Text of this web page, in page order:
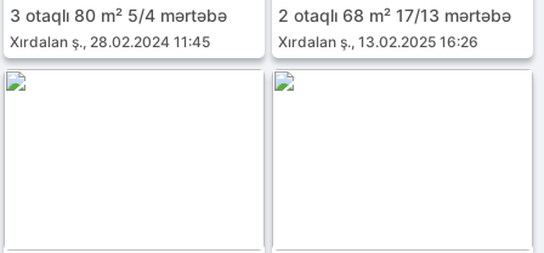
3 otaqlı 80 m² 5/4 mərtəbə
Xırdalan ş., 28.02.2024 11:45
2 otaqlı 68 m² 17/13 mərtəbə
Xırdalan ş., 13.02.2025 16:26